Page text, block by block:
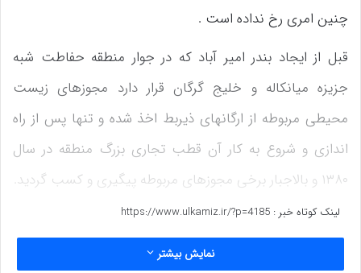
چنین امری رخ نداده است .
قبل از ایجاد بندر امیر آباد که در جوار منطقه حفاطت شبه
جزیزه میانکاله و خلیج گرگان قرار دارد مجوزهای زیست
محیطی مربوطه از ارگانهای ذیربط اخذ شده و تنها پس از راه
اندازی و شروع به کار آن قطب تجاری بزرگ منطقه در سال
۱۳۸۰ و بالاجبار برخی مجوزهای مربوطه پیگیری و کسب گردید.
در سالیان اخیر و به دفعات شاهد تلفات و بروز آفات پرندگان
مهاجر و آبزیان ( از جمله ماهی کفال ) شبه جزیزه میانکاله و
لینک کوتاه خبر : https://www.ulkamiz.ir/?p=4185
نمایش بیشتر